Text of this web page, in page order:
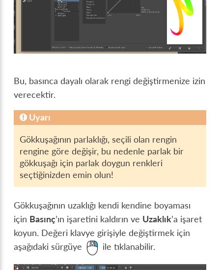
Bu, basınca dayalı olarak rengi değiştirmenize izin
verecektir.
Uyarı
Gökkuşağının parlaklığı, seçili olan rengin
rengine göre değişir, bu nedenle parlak bir
gökkuşağı için parlak doygun renkleri
seçtiğinizden emin olun!
Gökkuşağının uzaklığı kendi kendine boyaması
için Basınç’ın işaretini kaldırın ve Uzaklık’a işaret
koyun. Değeri klavye girişiyle değiştirmek için
aşağıdaki sürgüye
ile tıklanabilir.